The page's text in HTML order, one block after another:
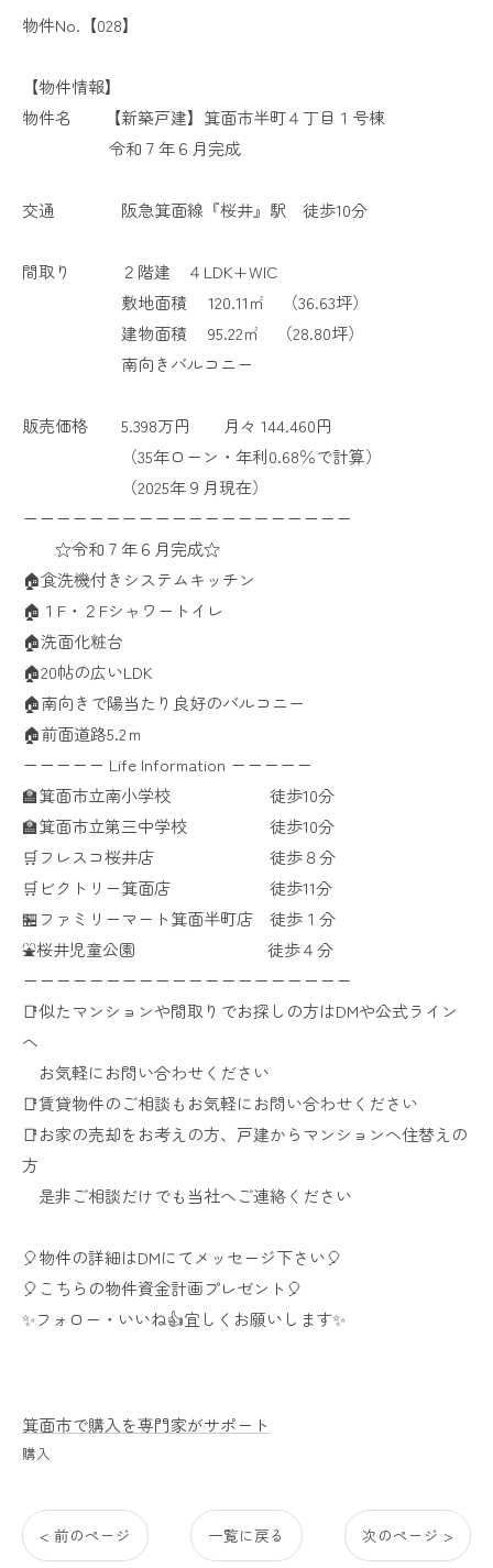
物件No.【028】
【物件情報】
物件名 【新築戸建】箕面市半町４丁目１号棟
令和７年６月完成
交通 阪急箕面線『桜井』駅 徒歩10分
間取り ２階建 ４LDK+WIC
敷地面積 120.11㎡ （36.63坪）
建物面積 95.22㎡ （28.80坪）
南向きバルコニー
販売価格 5.398万円 月々 144.460円
（35年ローン・年利0.68％で計算）
（2025年９月現在）
ーーーーーーーーーーーーーーーーーーーー
☆令和７年６月完成☆
🏠️食洗機付きシステムキッチン
🏠️１F・２Fシャワートイレ
🏠️洗面化粧台
🏠️20帖の広いLDK
🏠️南向きで陽当たり良好のバルコニー
🏠️前面道路5.2ｍ
ーーーーー Life Information ーーーーー
🏫箕面市立南小学校 徒歩10分
🏫箕面市立第三中学校 徒歩10分
🛒フレスコ桜井店 徒歩８分
🛒ビクトリー箕面店 徒歩11分
🏪ファミリーマート箕面半町店 徒歩１分
⛲️桜井児童公園 徒歩４分
ーーーーーーーーーーーーーーーーーーーー
📑似たマンションや間取りでお探しの方はDMや公式ライン
へ
お気軽にお問い合わせください
📑賃貸物件のご相談もお気軽にお問い合わせください
📑お家の売却をお考えの方、戸建からマンションへ住替えの
方
是非ご相談だけでも当社へご連絡ください
🎈物件の詳細はDMにてメッセージ下さい🎈
🎈こちらの物件資金計画プレゼント🎈
✨️フォロー・いいね👍️宜しくお願いします✨️
箕面市で購入を専門家がサポート
購入
< 前のページ 一覧に戻る 次のページ >